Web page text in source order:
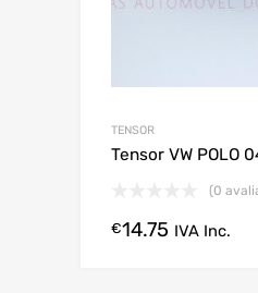
TENSOR
Tensor VW POLO
(0
€14.75 IVA Inc.